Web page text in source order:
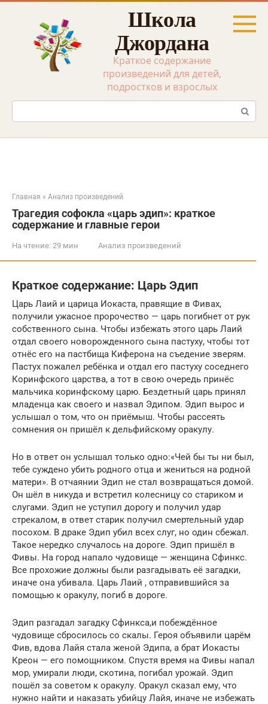
Перейти
Школа
Джордана
Краткое содержание
произведений для детей,
подростков и взрослых
Поиск:
Главная » Анализ произведений
Трагедия софокла «царь эдип»: краткое
содержание и главные герои
На чтение: 29 мин Анализ произведений
Краткое содержание: Царь Эдип
Царь Лаий и царица Иокаста, правящие в Фивах,
получили ужасное пророчество — царь погибнет от рук
собственного сына. Чтобы избежать этого царь Лаий
отдал своего новорожденного сына пастуху, чтобы тот
отнёс его на пастбища Киферона на съедение зверям.
Пастух пожалел ребёнка и отдал его пастуху соседнего
Коринфского царства, а тот в свою очередь принёс
мальчика коринфскому царю. Бездетный царь принял
младенца как своего и назвал Эдипом. Эдип вырос и
услышал о том, что он приёмыш. Чтобы рассеять
сомнения он пришёл к дельфийскому оракулу.
Но в ответ он услышал только одно:«Чей бы ты ни был,
тебе суждено убить родного отца и жениться на родной
матери». В отчаянии Эдип не стал возвращаться домой.
Он шёл в никуда и встретил колесницу со стариком и
слугами. Эдип не уступил дорогу и получил удар
стрекалом, в ответ старик получил смертельный удар
посохом. В драке Эдип убил всех слуг, но один сбежал.
Такое нередко случалось на дороге. Эдип пришёл в
Фивы. На город напало чудовище — женщина Сфинкс.
Все прохожие должны были разгадывать её загадки,
иначе она убивала. Царь Лаий , отправившийся за
помощью к оракулу, погиб в дороге.
Эдип разгадал загадку Сфинкса,и побеждённое
чудовище сбросилось со скалы. Героя объявили царём
Фив, вдова Лайя стала женой Эдипа, а брат Иокасты
Креон — его помощником. Спустя время на Фивы напал
мор, умирали люди, скотина, погибал урожай. Эдип
пошёл за советом к оракулу. Оракул сказал ему, что
нужно найти и наказать убийцу Лайя, иначе не избежать